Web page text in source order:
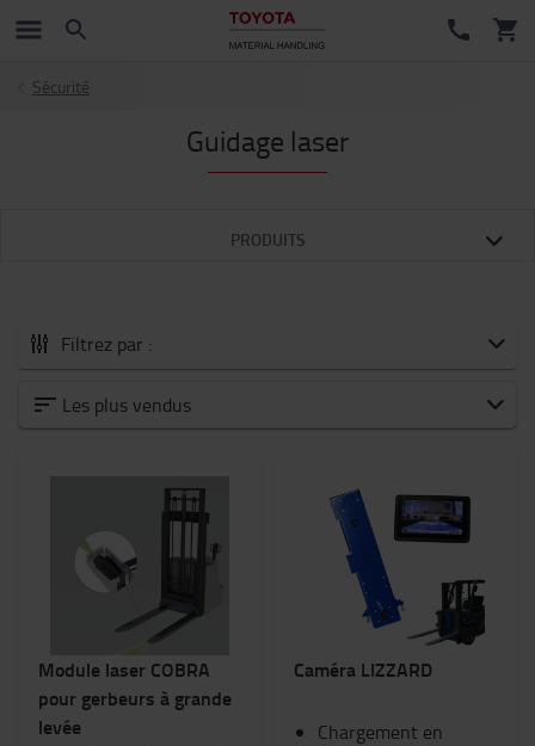
Sécurité
Guidage laser
PRODUITS
Filtrez par :
Tous les Accessoires
Batteries et électronique
Chariot moteur thermique
Chariots et trottinettes industriels
Consommables
Eclairage
Equipement hivernal
Espace de travail et entrepôt
Fourches et extensions de fourches
Goodies Toyota
Les plus vendus
Module laser COBRA
pour gerbeurs à grande
levée
Caméra LIZZARD
Chargement en